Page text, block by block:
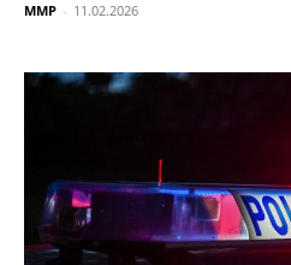
MMP - 11.02.2026